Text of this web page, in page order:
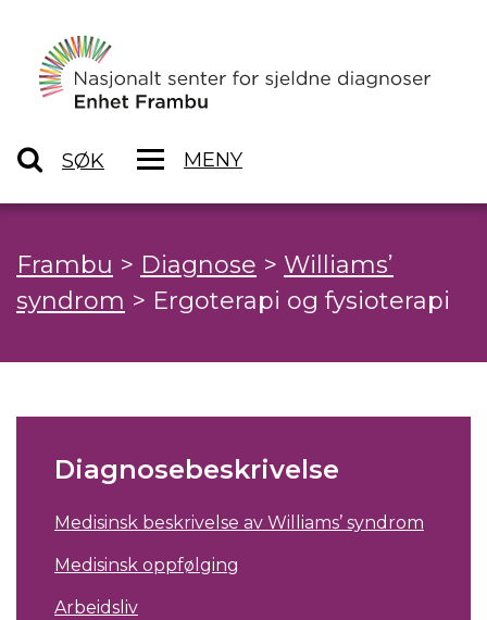
SØK MENY
Frambu > Diagnose > Williams’
syndrom > Ergoterapi og fysioterapi
Diagnosebeskrivelse
Medisinsk beskrivelse av Williams’ syndrom
Medisinsk oppfølging
Arbeidsliv